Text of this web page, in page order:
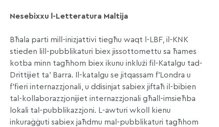
Nesebixxu l-Letteratura Maltija
Bħala parti mill-inizjattivi tiegħu waqt l-LBF, il-KNK
stieden lill-pubblikaturi biex jissottomettu sa ħames
kotba minn tagħhom biex ikunu inklużi fil-Katalgu tad-
Drittijiet ta’ Barra. Il-katalgu se jitqassam f’Londra u
f’fieri internazzjonali, u ddisinjat sabiex jiftaħ il-bibien
tal-kollaborazzjonijiet internazzjonali għall-imsieħba
lokali tal-pubblikazzjoni. L-awturi wkoll kienu
inkuraġġuti sabiex jaħdmu mal-pubblikaturi tagħhom